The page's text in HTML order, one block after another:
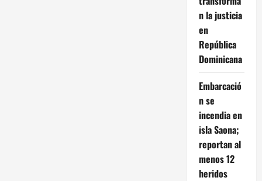
n la justicia
en
República
Dominicana
Embarcació
n se
incendia en
isla Saona;
reportan al
menos 12
heridos